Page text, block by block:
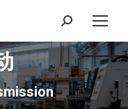
搜
索：